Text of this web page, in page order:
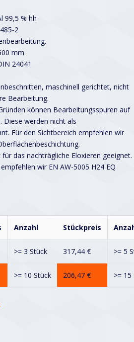
99,5 % hh
2
mm
24041
maschinell gerichtet, nicht
Bearbeitung.
können Bearbeitungsspuren auf
Diese werden nicht als
Für den Sichtbereich empfehlen wir
das nachträgliche Eloxieren geeignet.
wir EN AW-5005 H24 EQ
Anzahl Stückpreis
>= 3 Stück 317,44 € >= 5
>= 10 Stück 206,47 € >= 15